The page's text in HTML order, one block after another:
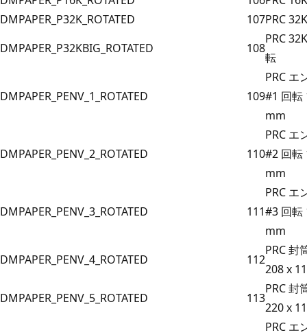
DMPAPER_P32K_ROTATED
107PRC
DMPAPER_P32KBIG_ROTATED
108
PRC
転
DMPAPER_PENV_1_ROTATED 109
PRC エ
#1 回転
mm
DMPAPER_PENV_2_ROTATED 110
PRC エ
#2 回転
mm
DMPAPER_PENV_3_ROTATED 111
PRC エ
#3 回転
mm
DMPAPER_PENV_4_ROTATED
112
PRC 封
208 x
DMPAPER_PENV_5_ROTATED
113
PRC 封
220 x
PRC エ